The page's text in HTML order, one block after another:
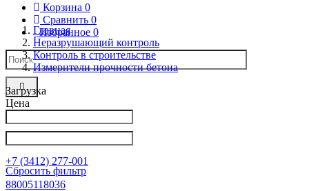
Корзина 0
Сравнить 0
Избранное 0
Написать в Телеграм
+7 (3412) 277-001
88005118036
Главная
Неразрушающий контроль
Контроль в строительстве
Измерители прочности бетона
Загрузка
Цена
Сбросить фильтр